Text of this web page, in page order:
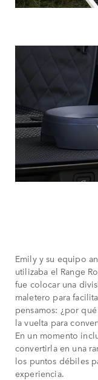
Emily y su equipo
utilizaba el Range
fue colocar una
maletero para
pensamos: ¿por
la vuelta para
En un momento
convertirla en una
los puntos débiles
experiencia.